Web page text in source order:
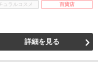
ュラルコスメ 百貨店
詳細を見る